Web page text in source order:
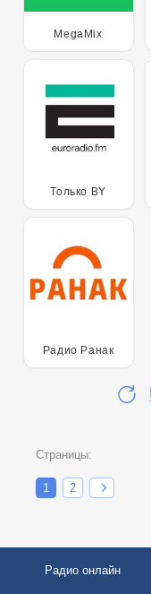
MegaMix
Только BY
Радио Ранак
Страницы:
1 2
Радио онлайн